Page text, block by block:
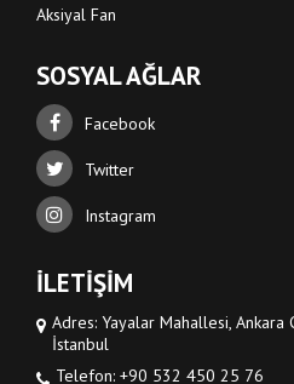
Aksiyal Fan
SOSYAL AĞLAR
Facebook
Twitter
Instagram
İLETİŞİM
Adres: Yayalar Mahallesi,
İstanbul
Telefon: +90 532 450 25 76